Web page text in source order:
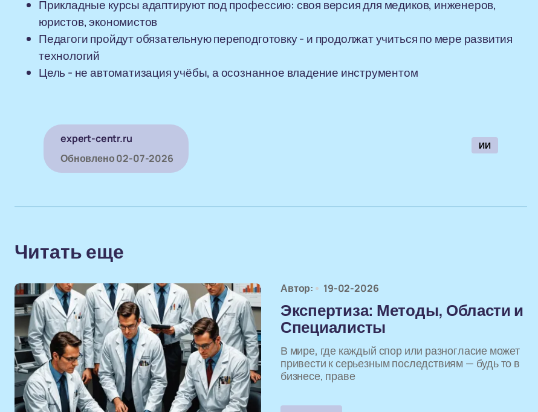
Прикладные курсы адаптируют под профессию: своя версия для медиков, инженеров,
юристов, экономистов
Педагоги пройдут обязательную переподготовку - и продолжат учиться по мере развития
технологий
Цель - не автоматизация учёбы, а осознанное владение инструментом
expert-centr.ru
Обновлено02-07-2026
ИИ
Читать еще
Автор: 19-02-2026
Экспертиза: Методы, Области и
Специалисты
В мире, где каждый спор или разногласие может
привести к серьезным последствиям — будь то в
бизнесе, праве